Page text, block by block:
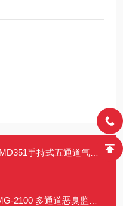
持式五通道气溶胶粉尘监测仪
恶臭监测仪 支持16通道 HJ212协议